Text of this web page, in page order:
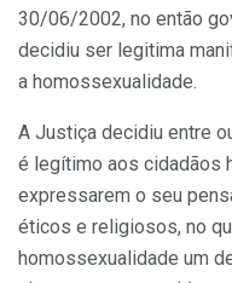
30/06/2002, no então
decidiu ser legitima
a homossexualidade.
A Justiça decidiu entre
é legítimo aos cidadãos
expressarem o seu
éticos e religiosos, no
homossexualidade um